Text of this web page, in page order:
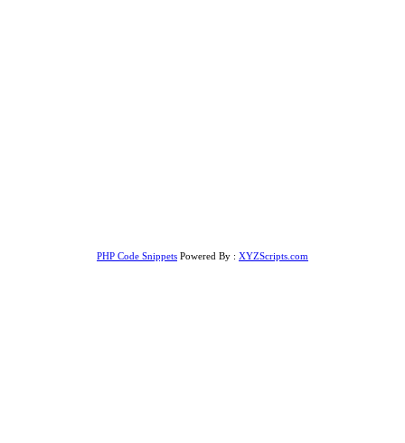
PHP Code Snippets Powered By : XYZScripts.com